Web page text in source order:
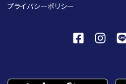
プライバシーポリシー